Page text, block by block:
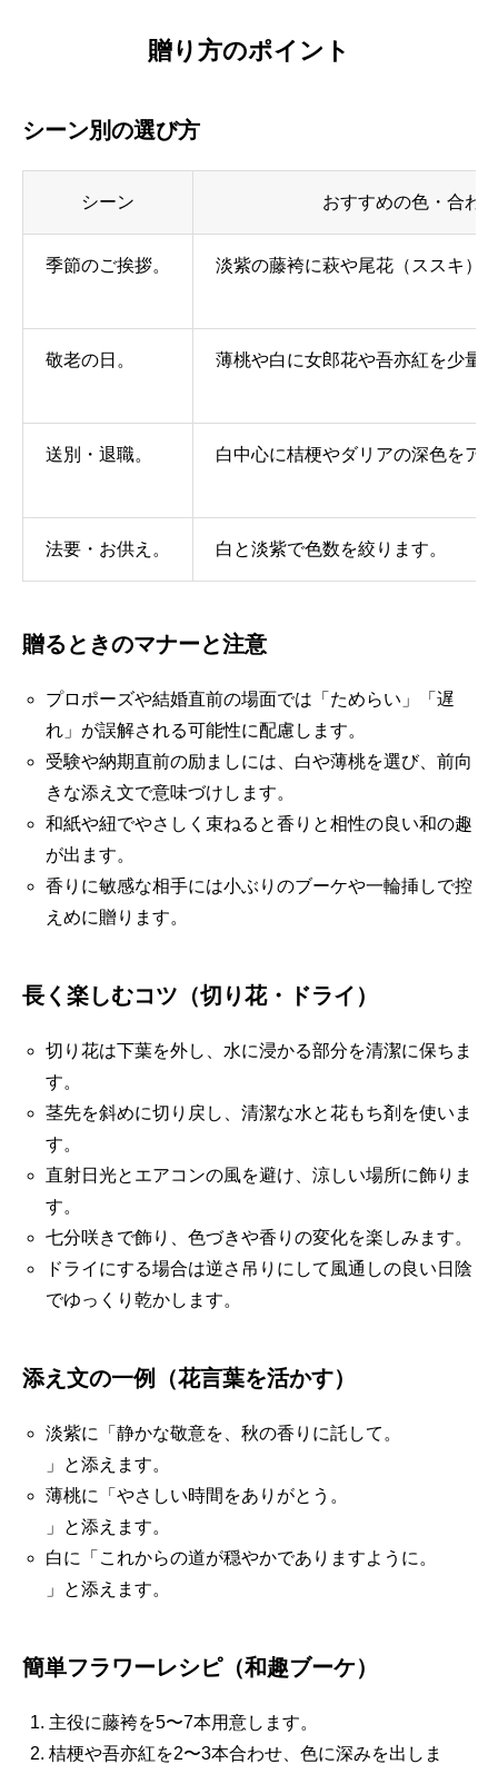
贈り方のポイント
シーン別の選び方
シーン おすすめの色・合わ
季節のご挨拶。 淡紫の藤袴に萩や尾花（ススキ）
敬老の日。 薄桃や白に女郎花や吾亦紅を少量
送別・退職。 白中心に桔梗やダリアの深色をア
法要・お供え。 白と淡紫で色数を絞ります。
贈るときのマナーと注意
プロポーズや結婚直前の場面では「ためらい」「遅
れ」が誤解される可能性に配慮します。
受験や納期直前の励ましには、白や薄桃を選び、前向
きな添え文で意味づけします。
和紙や紐でやさしく束ねると香りと相性の良い和の趣
が出ます。
香りに敏感な相手には小ぶりのブーケや一輪挿しで控
えめに贈ります。
長く楽しむコツ（切り花・ドライ）
切り花は下葉を外し、水に浸かる部分を清潔に保ちま
す。
茎先を斜めに切り戻し、清潔な水と花もち剤を使いま
す。
直射日光とエアコンの風を避け、涼しい場所に飾りま
す。
七分咲きで飾り、色づきや香りの変化を楽しみます。
ドライにする場合は逆さ吊りにして風通しの良い日陰
でゆっくり乾かします。
添え文の一例（花言葉を活かす）
淡紫に「静かな敬意を、秋の香りに託して。
」と添えます。
薄桃に「やさしい時間をありがとう。
」と添えます。
白に「これからの道が穏やかでありますように。
」と添えます。
簡単フラワーレシピ（和趣ブーケ）
主役に藤袴を5〜7本用意します。
桔梗や吾亦紅を2〜3本合わせ、色に深みを出しま